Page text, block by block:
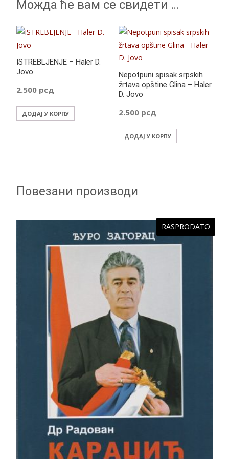
Можда ће вам се свидети …
ISTREBLJENJE – Haler D.
Jovo
2.500 рсд
ДОДАЈ У КОРПУ
Nepotpuni spisak srpskih
žrtava opštine Glina – Haler
D. Jovo
2.500 рсд
ДОДАЈ У КОРПУ
Повезани производи
RASPRODATO